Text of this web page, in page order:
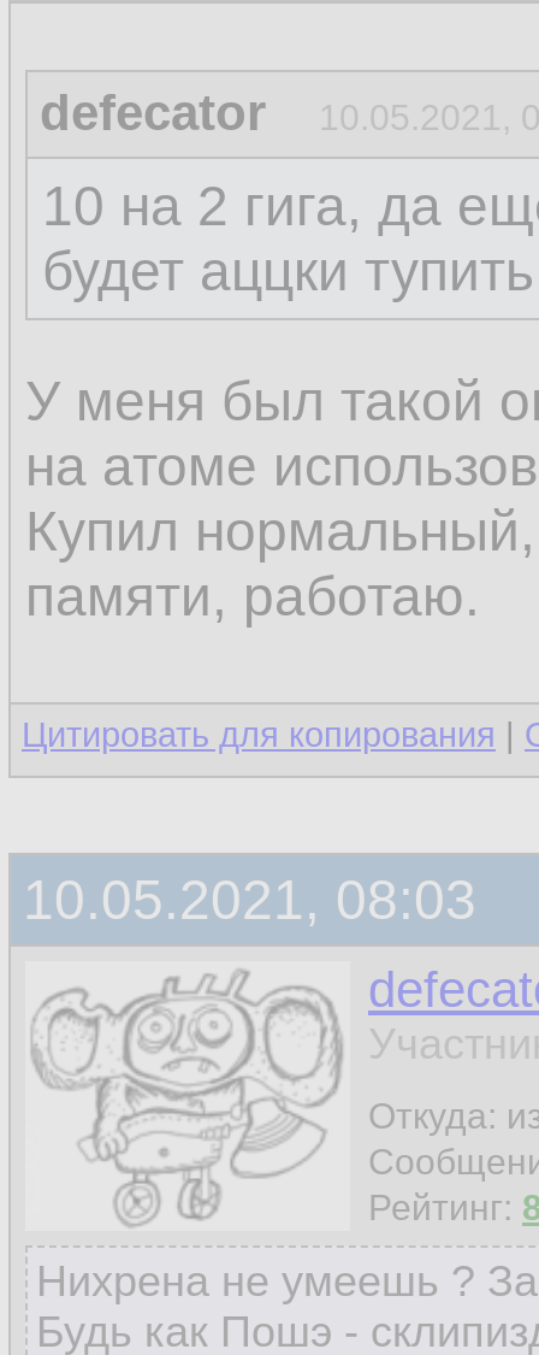
defecator 10.05.2021,
10 на 2 гига, да
будет аццки тупить
У меня был такой
на атоме
Купил нормальный,
памяти, работаю.
Цитировать для копирования |
10.05.2021, 08:03
Откуда:
Рейтинг:
Нихрена не умеешь ?
Будь как Пошэ -